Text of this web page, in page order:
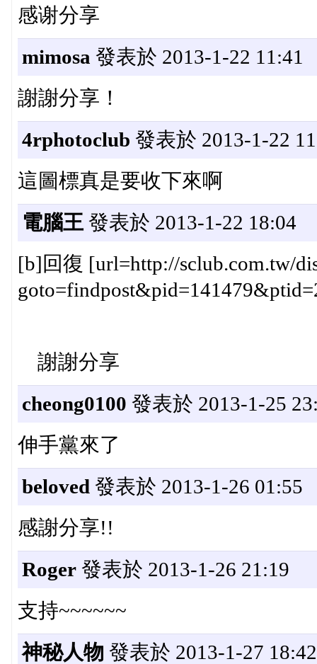
感谢分享
mimosa 發表於 2013-1-22 11:41
謝謝分享！
4rphotoclub 發表於 2013-1-22
這圖標真是要收下來啊
電腦王發表於 2013-1-22 18:04
[b]回復 [url=http://sclub.com.tw/
謝謝分享
cheong0100 發表於 2013-1-25
伸手黨來了
beloved 發表於 2013-1-26 01:55
感謝分享!!
Roger發表於 2013-1-26 21:19
支持~~~~~~
神秘人物 發表於 2013-1-27 18:42